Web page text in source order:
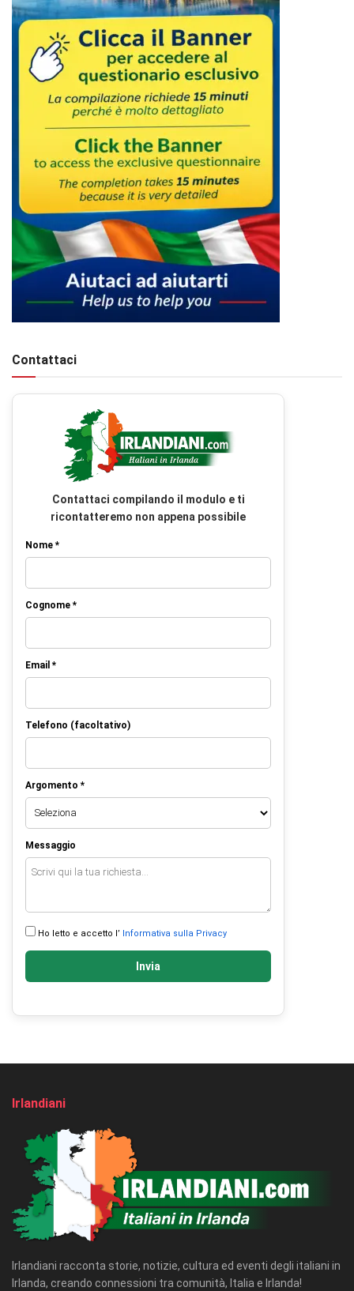
Contattaci
Contattaci compilando il modulo e ti
ricontatteremo non appena possibile
Nome *
Cognome *
Email *
Telefono (facoltativo)
Argomento *
Messaggio
Ho letto e accetto l’ Informativa sulla Privacy
Invia
Irlandiani
Irlandiani racconta storie, notizie, cultura ed eventi degli italiani in
Irlanda, creando connessioni tra comunità, Italia e Irlanda!